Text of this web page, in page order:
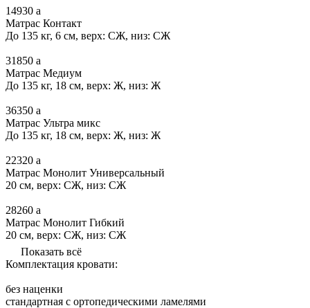
14930 a
Матрас Контакт
До 135 кг, 6 см, верх: СЖ, низ: СЖ
31850 a
Матрас Медиум
До 135 кг, 18 см, верх: Ж, низ: Ж
36350 a
Матрас Ультра микс
До 135 кг, 18 см, верх: Ж, низ: Ж
22320 a
Матрас Монолит Универсальный
20 см, верх: СЖ, низ: СЖ
28260 a
Матрас Монолит Гибкий
20 см, верх: СЖ, низ: СЖ
Показать всё
Комплектация кровати:
без наценки
стандартная с ортопедическими ламелями